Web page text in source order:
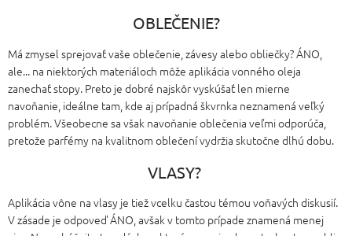
OBLEČENIE?
Má zmysel sprejovať vaše oblečenie, závesy alebo obliečky? ÁNO,
ale... na niektorých materiáloch môže aplikácia vonného oleja
zanechať stopy. Preto je dobré najskôr vyskúšať len mierne
navoňanie, ideálne tam, kde aj prípadná škvrnka neznamená veľký
problém. Všeobecne sa však navoňanie oblečenia veľmi odporúča,
pretože parfémy na kvalitnom oblečení vydržia skutočne dlhú dobu.
VLASY?
Aplikácia vône na vlasy je tiež vcelku častou témou voňavých diskusií.
V zásade je odpoveď ÁNO, avšak v tomto prípade znamená menej